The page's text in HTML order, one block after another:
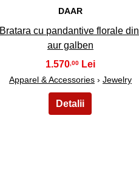
DAAR
Bratara cu pandantive florale din
aur galben
1.570,00
Apparel & Accessories› Jewelry